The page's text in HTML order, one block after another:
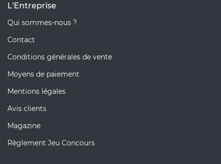
L'Entreprise
Qui sommes-nous ?
Contact
Conditions générales de vente
Moyens de paiement
Mentions légales
Avis clients
Magazine
Règlement Jeu Concours